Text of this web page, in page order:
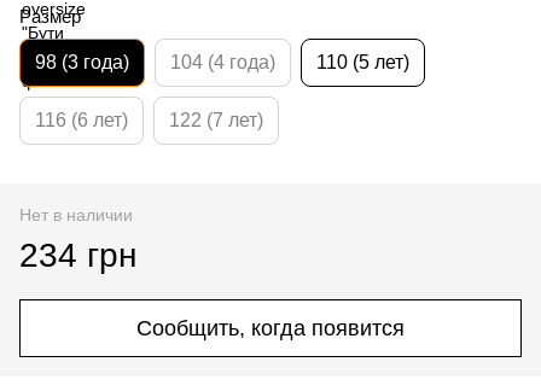
Размер
98 (3 года) 104 (4 года) 110 (5 лет)
116 (6 лет) 122 (7 лет)
Нет в наличии
234 грн
Сообщить, когда появится